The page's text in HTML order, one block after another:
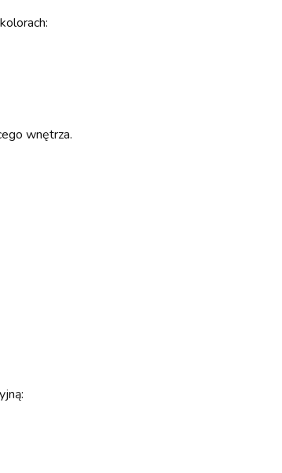
wnętrza.